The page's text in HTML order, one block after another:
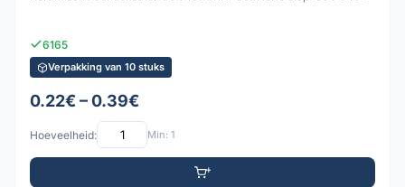
6165
Verpakking van 10 stuks
0.22€ – 0.39€
Hoeveelheid: Min: 1